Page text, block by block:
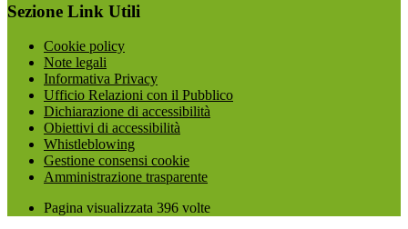
Sezione Link Utili
Cookie policy
Note legali
Informativa Privacy
Ufficio Relazioni con il Pubblico
Dichiarazione di accessibilità
Obiettivi di accessibilità
Whistleblowing
Gestione consensi cookie
Amministrazione trasparente
Pagina visualizzata 396 volte